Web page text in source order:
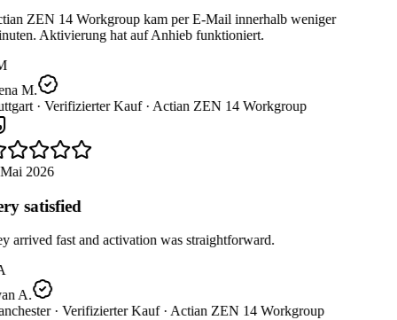
ZEN 14 Workgroup kam per E-Mail innerhalb weniger
Aktivierung hat auf Anhieb funktioniert.
M.
· Verifizierter Kauf · Actian ZEN 14 Workgroup
2026
satisfied
arrived fast and activation was straightforward.
A.
· Verifizierter Kauf · Actian ZEN 14 Workgroup